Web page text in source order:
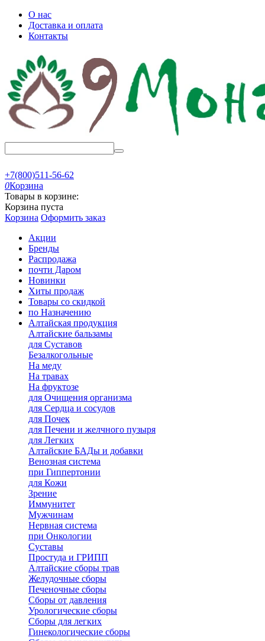
О нас
Доставка и оплата
Контакты
+7(800)511-56-62
0Корзина
Товары в корзине:
Корзина пуста
Корзина Оформить заказ
Акции
Бренды
Распродажа
почти Даром
Новинки
Хиты продаж
Товары со скидкой
по Назначению
Алтайская продукция
Алтайские бальзамы
для Суставов
Безалкогольные
На меду
На травах
На фруктозе
для Очищения организма
для Сердца и сосудов
для Почек
для Печени и желчного пузыря
для Легких
Алтайские БАДы и добавки
Венозная система
при Гиппертонии
для Кожи
Зрение
Иммунитет
Мужчинам
Нервная система
при Онкологии
Суставы
Простуда и ГРИПП
Алтайские сборы трав
Желудочные сборы
Печеночные сборы
Сборы от давления
Урологические сборы
Сборы для легких
Гинекологические сборы